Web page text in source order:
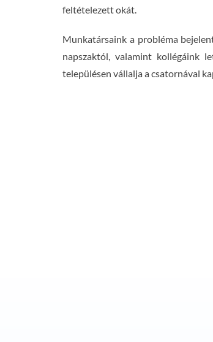
feltételezett okát.
Munkatársaink a probléma
napszaktól, valamint kollégáink
településen vállalja a csatornával